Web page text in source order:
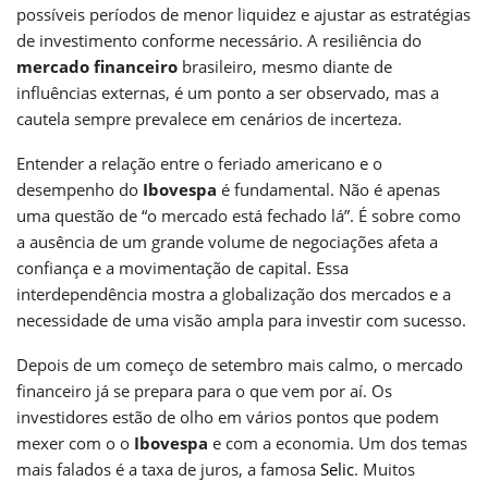
possíveis períodos de menor liquidez e ajustar as estratégias
de investimento conforme necessário. A resiliência do
mercado financeiro brasileiro, mesmo diante de
influências externas, é um ponto a ser observado, mas a
cautela sempre prevalece em cenários de incerteza.
Entender a relação entre o feriado americano e o
desempenho do Ibovespa é fundamental. Não é apenas
uma questão de “o mercado está fechado lá”. É sobre como
a ausência de um grande volume de negociações afeta a
confiança e a movimentação de capital. Essa
interdependência mostra a globalização dos mercados e a
necessidade de uma visão ampla para investir com sucesso.
Depois de um começo de setembro mais calmo, o mercado
financeiro já se prepara para o que vem por aí. Os
investidores estão de olho em vários pontos que podem
mexer com o o Ibovespa e com a economia. Um dos temas
mais falados é a taxa de juros, a famosa Selic. Muitos